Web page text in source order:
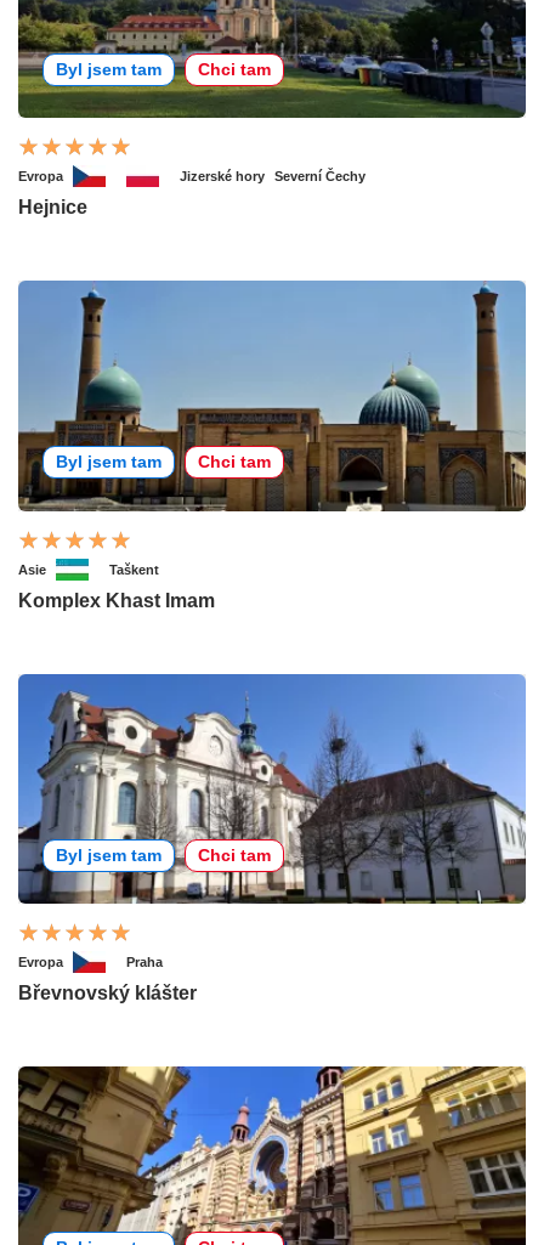
Byl jsem tam Chci tam
Evropa Jizerské hory Severní Čechy
Hejnice
Byl jsem tam Chci tam
Asie Taškent
Komplex Khast Imam
Byl jsem tam Chci tam
Evropa Praha
Břevnovský klášter